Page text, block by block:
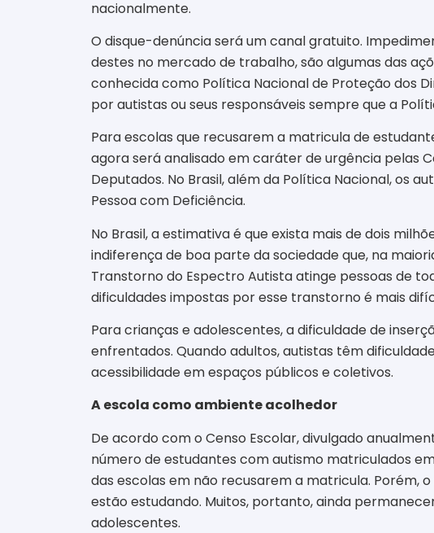
nacionalmente.
O disque-denúncia será um canal gratuito.
destes no mercado de trabalho, são algumas das
conhecida como Política Nacional de Proteção dos
por autistas ou seus responsáveis sempre que a
Para escolas que recusarem a matricula de
agora será analisado em caráter de urgência pelas
Deputados. No Brasil, além da Política Nacional, os
Pessoa com Deficiência.
No Brasil, a estimativa é que exista mais de dois
indiferença de boa parte da sociedade que, na
Transtorno do Espectro Autista atinge pessoas de
dificuldades impostas por esse transtorno é mais
Para crianças e adolescentes, a dificuldade de
enfrentados. Quando adultos, autistas têm
acessibilidade em espaços públicos e coletivos.
A escola como ambiente acolhedor
De acordo com o Censo Escolar, divulgado
número de estudantes com autismo matriculados
das escolas em não recusarem a matricula. Porém,
estão estudando. Muitos, portanto, ainda
adolescentes.